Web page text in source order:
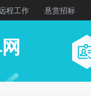
程工作 悬赏招标